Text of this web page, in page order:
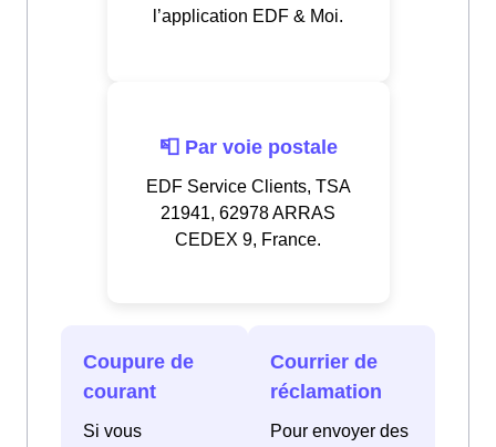
l’application EDF & Moi.
📮 Par voie postale
EDF Service Clients, TSA
21941, 62978 ARRAS
CEDEX 9, France.
Coupure de
courant
Si vous
Courrier de
réclamation
Pour envoyer des